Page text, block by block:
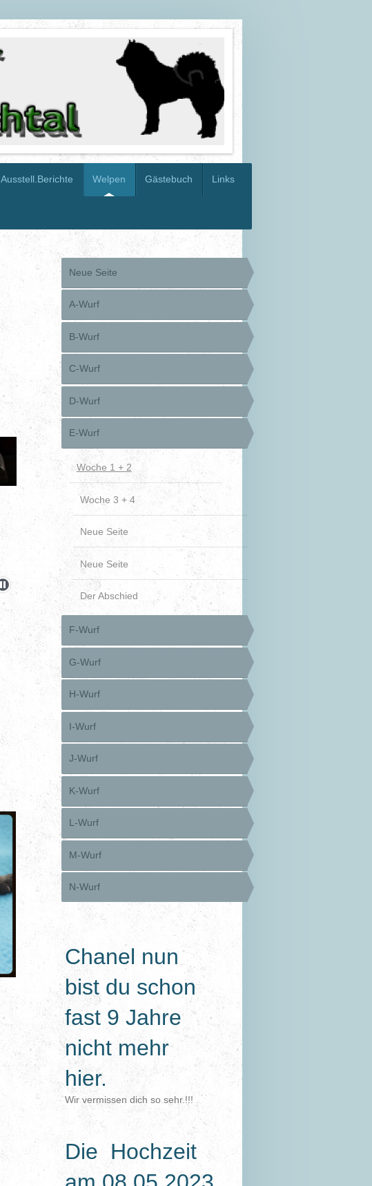
Ausstell.Berichte Welpen Gästebuch Links
Neue Seite
A-Wurf
B-Wurf
C-Wurf
D-Wurf
E-Wurf
Woche 1 + 2
Woche 3 + 4
Neue Seite
Neue Seite
Der Abschied
F-Wurf
G-Wurf
H-Wurf
I-Wurf
J-Wurf
K-Wurf
L-Wurf
M-Wurf
N-Wurf
Chanel nun
bist du schon
fast 9 Jahre
nicht mehr
hier.
Wir vermissen dich so sehr.!!!
Die Hochzeit